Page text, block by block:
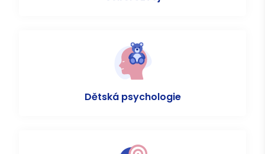
Dětská psychologie